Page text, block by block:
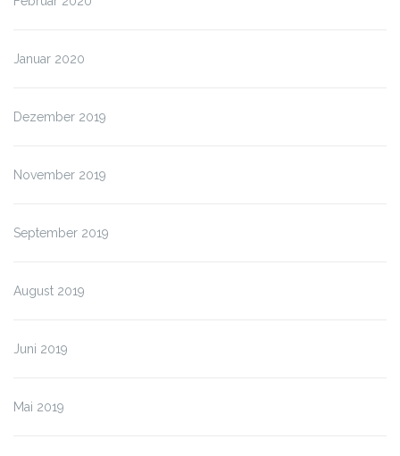
Januar 2020
Dezember 2019
November 2019
September 2019
August 2019
Juni 2019
Mai 2019